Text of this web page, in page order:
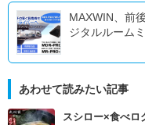
MAXWIN、前
ジタルルーム
あわせて読みたい記事
スシロー×食べロ